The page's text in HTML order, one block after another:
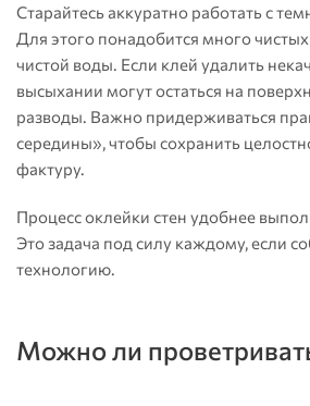
Старайтесь аккуратно работать с
Для этого понадобится много
чистой воды. Если клей удалить
высыхании могут остаться на
разводы. Важно придерживаться
середины», чтобы сохранить
фактуру.
Процесс оклейки стен удобнее
Это задача под силу каждому, если
технологию.
Можно ли